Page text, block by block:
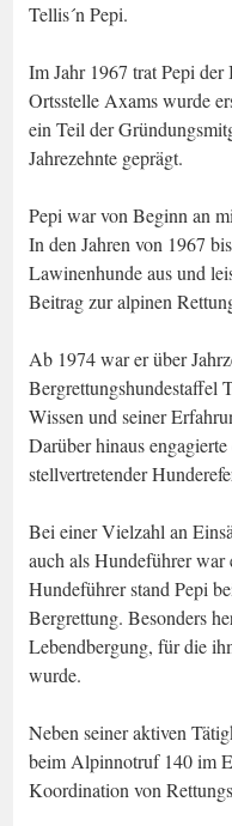
Tellis´n Pepi.
Im Jahr 1967 trat Pepi
Ortsstelle Axams wurde
ein Teil der
Jahrezehnte geprägt.
Pepi war von Beginn an
In den Jahren von 1967
Lawinenhunde aus und
Beitrag zur alpinen
Ab 1974 war er über
Bergrettungshundestaffel
Wissen und seiner
Darüber hinaus
stellvertretender
Bei einer Vielzahl an
auch als Hundeführer
Hundeführer stand Pepi
Bergrettung. Besonders
Lebendbergung, für die
wurde.
Neben seiner aktiven
beim Alpinnotruf 140 im
Koordination von